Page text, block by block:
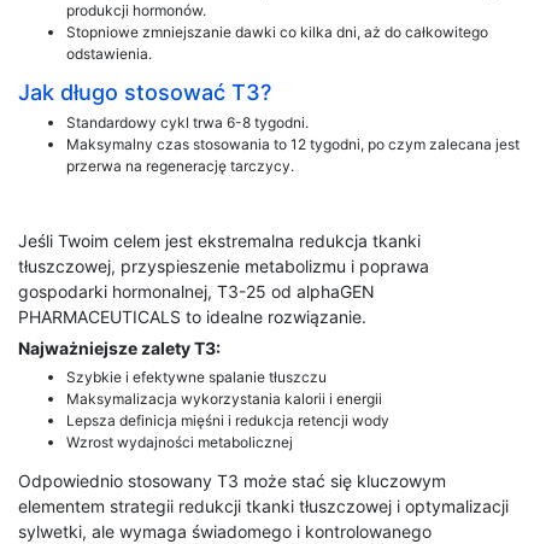
produkcji hormonów.
Stopniowe zmniejszanie dawki co kilka dni, aż do całkowitego
odstawienia.
Jak długo stosować T3?
Standardowy cykl trwa 6-8 tygodni.
Maksymalny czas stosowania to 12 tygodni, po czym zalecana jest
przerwa na regenerację tarczycy.
Jeśli Twoim celem jest ekstremalna redukcja tkanki
tłuszczowej, przyspieszenie metabolizmu i poprawa
gospodarki hormonalnej, T3-25 od alphaGEN
PHARMACEUTICALS to idealne rozwiązanie.
Najważniejsze zalety T3:
Szybkie i efektywne spalanie tłuszczu
Maksymalizacja wykorzystania kalorii i energii
Lepsza definicja mięśni i redukcja retencji wody
Wzrost wydajności metabolicznej
Odpowiednio stosowany T3 może stać się kluczowym
elementem strategii redukcji tkanki tłuszczowej i optymalizacji
sylwetki, ale wymaga świadomego i kontrolowanego